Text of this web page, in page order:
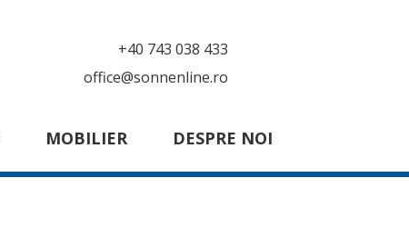
+40 743 038 433
office@sonnenline.ro
MOBILIER DESPRE NOI